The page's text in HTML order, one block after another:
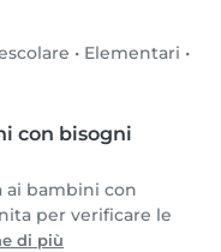
• Elementari •
con bisogni
ai bambini con
per verificare le
di più